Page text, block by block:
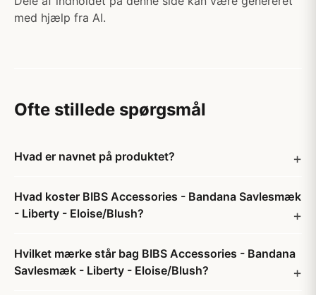
med hjælp fra AI.
Ofte stillede spørgsmål
Hvad er navnet på produktet?
Hvad koster BIBS Accessories - Bandana Savlesmæk
- Liberty - Eloise/Blush?
Hvilket mærke står bag BIBS Accessories - Bandana
Savlesmæk - Liberty - Eloise/Blush?